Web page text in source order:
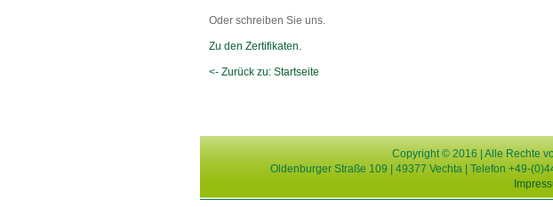
Oder schreiben Sie uns.
Zu den Zertifikaten.
<- Zurück zu: Startseite
Copyright © 2016 | Alle Rechte
Oldenburger Straße 109 | 49377 Vechta | Telefon +49-